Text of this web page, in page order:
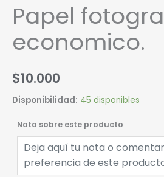
Papel
economico.
$10.000
Disponibilidad: 45 disponibles
Nota sobre este producto